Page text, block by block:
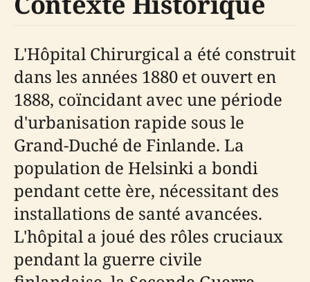
L'Hôpital Chirurgical a été construit
dans les années 1880 et ouvert en
1888, coïncidant avec une période
d'urbanisation rapide sous le
Grand-Duché de Finlande. La
population de Helsinki a bondi
pendant cette ère, nécessitant des
installations de santé avancées.
L'hôpital a joué des rôles cruciaux
pendant la guerre civile